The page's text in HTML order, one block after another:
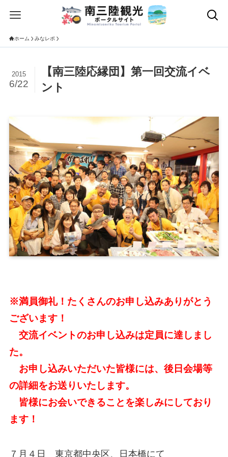
ホーム みなレポ
【南三陸応縁団】第一回交流イベ
ント
2015
6/22
※満員御礼！たくさんのお申し込みありがとう
ございます！
交流イベントのお申し込みは定員に達しまし
た。
お申し込みいただいた皆様には、後日会場等
の詳細をお送りいたします。
皆様にお会いできることを楽しみにしており
ます！
７月４日 東京都中央区、日本橋にて